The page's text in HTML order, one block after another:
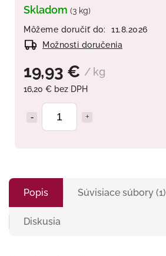
19,93 € / kg
16,20 € bez DPH
Skladom (3 kg)
Môžeme doručiť do:
11.8.2026
Možnosti doručenia
Popis Súvisiace súbory (1)
Diskusia